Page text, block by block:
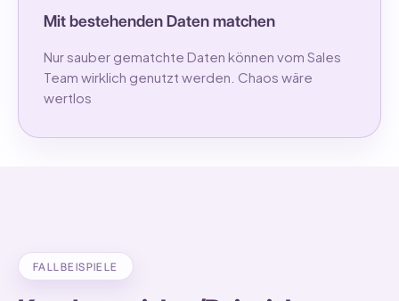
Mit bestehenden Daten matchen
Nur sauber gematchte Daten können vom Sales
Team wirklich genutzt werden. Chaos wäre
wertlos
FALLBEISPIELE